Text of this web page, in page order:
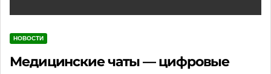
НОВОСТИ
Медицинские чаты — цифровые